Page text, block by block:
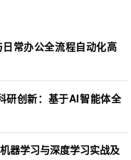
常办公全流程自动化高
创新：基于AI智能体全
器学习与深度学习实战及